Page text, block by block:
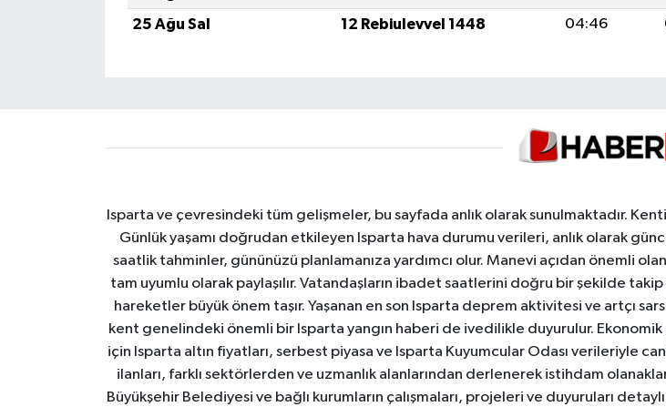
25 Ağu Sal
12 Rebiulevvel 1448 04:46
Isparta ve çevresindeki tüm gelişmeler, bu sayfada anlık olarak sunulmaktadır.
Günlük yaşamı doğrudan etkileyen Isparta hava durumu verileri, anlık olarak
saatlik tahminler, gününüzü planlamanıza yardımcı olur. Manevi açıdan önemli
tam uyumlu olarak paylaşılır. Vatandaşların ibadet saatlerini doğru bir şekilde
hareketler büyük önem taşır. Yaşanan en son Isparta deprem aktivitesi ve artçı
kent genelindeki önemli bir Isparta yangın haberi de ivedilikle duyurulur.
için Isparta altın fiyatları, serbest piyasa ve Isparta Kuyumcular Odası verileriyle
ilanları, farklı sektörlerden ve uzmanlık alanlarından derlenerek istihdam
Büyükşehir Belediyesi ve bağlı kurumların çalışmaları, projeleri ve duyuruları